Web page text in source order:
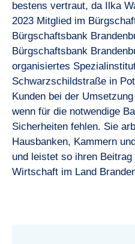
bestens vertraut, da Ilka
2023 Mitglied im
Bürgschaftsbank
Bürgschaftsbank
organisiertes
Schwarzschildstraße in
Kunden bei der
wenn für die notwendige
Sicherheiten fehlen. Sie
Hausbanken, Kammern
und leistet so ihren
Wirtschaft im Land